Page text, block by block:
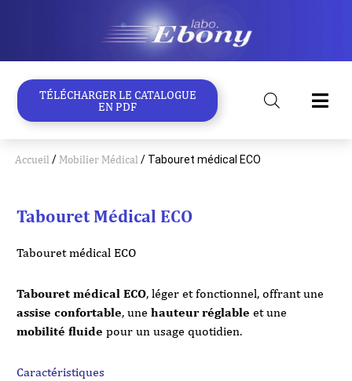
TÉLÉCHARGER LE CATALOGUE
EN PDF
Accueil / Mobilier Médical / Tabouret médical ECO
Tabouret Médical ECO
Tabouret médical ECO
Tabouret médical ECO, léger et fonctionnel, offrant une
assise confortable, une hauteur réglable et une
mobilité fluide pour un usage quotidien.
Caractéristiques